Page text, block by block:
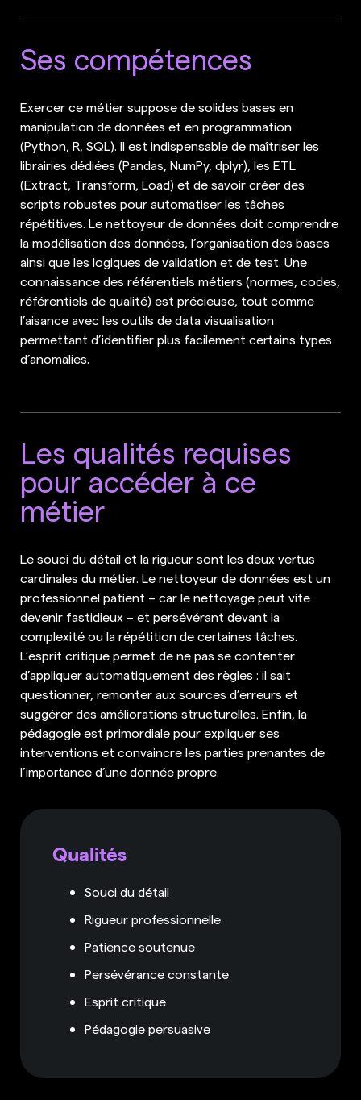
Ses compétences
Exercer ce métier suppose de solides bases en
manipulation de données et en programmation
(Python, R, SQL). Il est indispensable de maîtriser les
librairies dédiées (Pandas, NumPy, dplyr), les ETL
(Extract, Transform, Load) et de savoir créer des
scripts robustes pour automatiser les tâches
répétitives. Le nettoyeur de données doit comprendre
la modélisation des données, l’organisation des bases
ainsi que les logiques de validation et de test. Une
connaissance des référentiels métiers (normes, codes,
référentiels de qualité) est précieuse, tout comme
l’aisance avec les outils de data visualisation
permettant d’identifier plus facilement certains types
d’anomalies.
Les qualités requises
pour accéder à ce
métier
Le souci du détail et la rigueur sont les deux vertus
cardinales du métier. Le nettoyeur de données est un
professionnel patient – car le nettoyage peut vite
devenir fastidieux – et persévérant devant la
complexité ou la répétition de certaines tâches.
L’esprit critique permet de ne pas se contenter
d’appliquer automatiquement des règles : il sait
questionner, remonter aux sources d’erreurs et
suggérer des améliorations structurelles. Enfin, la
pédagogie est primordiale pour expliquer ses
interventions et convaincre les parties prenantes de
l’importance d’une donnée propre.
Qualités
Souci du détail
Rigueur professionnelle
Patience soutenue
Persévérance constante
Esprit critique
Pédagogie persuasive